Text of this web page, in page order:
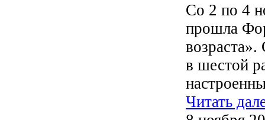
Со 2 по 4
прошла
в шестой
Читать